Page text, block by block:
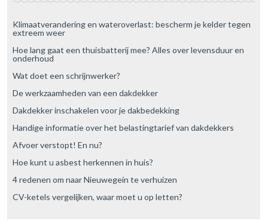
Klimaatverandering en wateroverlast: bescherm je kelder tegen
extreem weer
Hoe lang gaat een thuisbatterij mee? Alles over levensduur en
onderhoud
Wat doet een schrijnwerker?
De werkzaamheden van een dakdekker
Dakdekker inschakelen voor je dakbedekking
Handige informatie over het belastingtarief van dakdekkers
Afvoer verstopt! En nu?
Hoe kunt u asbest herkennen in huis?
4 redenen om naar Nieuwegein te verhuizen
CV-ketels vergelijken, waar moet u op letten?